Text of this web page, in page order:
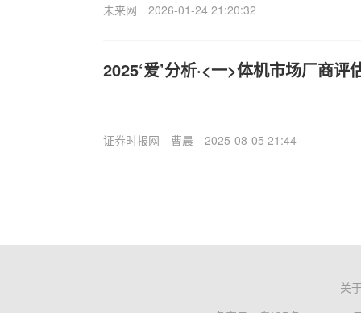
未来网 2026-01-24 21:20:32
2025‘爱’分析·<一>体机市场厂商评
证券时报网 曹晨 2025-08-05 21:44
关